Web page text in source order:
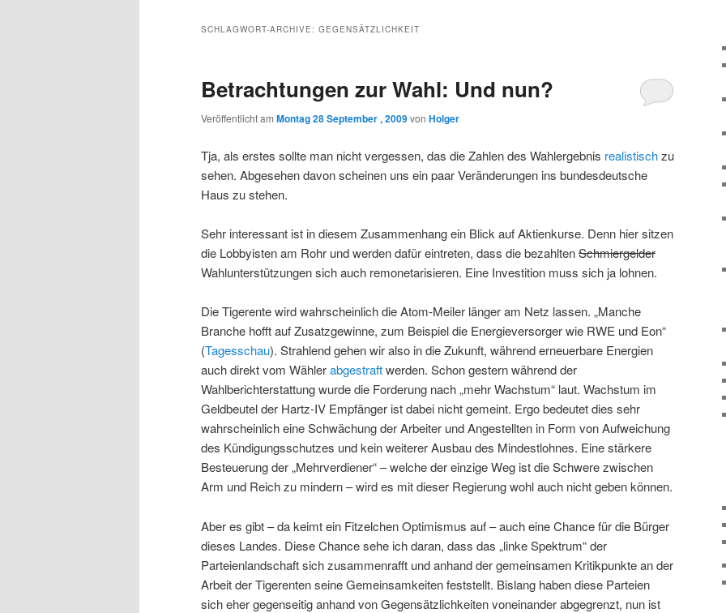
wechseln
SCHLAGWORT-ARCHIVE: GEGENSÄTZLICHKEIT
Betrachtungen zur Wahl: Und nun?
Veröffentlicht am Montag 28 September , 2009von Holger
Tja, als erstes sollte man nicht vergessen, das die Zahlen des Wahlergebnis realistischzu
sehen. Abgesehen davon scheinen uns ein paar Veränderungen ins bundesdeutsche
Haus zu stehen.
Sehr interessant ist in diesem Zusammenhang ein Blick auf Aktienkurse. Denn hier sitzen
die Lobbyisten am Rohr und werden dafür eintreten, dass die bezahltenSchmiergelder
Wahlunterstützungen sich auch remonetarisieren. Eine Investition muss sich ja lohnen.
Die Tigerente wird wahrscheinlich die Atom-Meiler länger am Netz lassen. „Manche
Branche hofft auf Zusatzgewinne, zum Beispiel die Energieversorger wie RWE und Eon“
(Tagesschau). Strahlend gehen wir also in die Zukunft, während erneuerbare Energien
auch direkt vom Wählerabgestraftwerden. Schon gestern während der
Wahlberichterstattung wurde die Forderung nach „mehr Wachstum“ laut. Wachstum im
Geldbeutel der Hartz-IV Empfänger ist dabei nicht gemeint. Ergo bedeutet dies sehr
wahrscheinlich eine Schwächung der Arbeiter und Angestellten in Form von Aufweichung
des Kündigungsschutzes und kein weiterer Ausbau des Mindestlohnes. Eine stärkere
Besteuerung der „Mehrverdiener“ – welche der einzige Weg ist die Schwere zwischen
Arm und Reich zu mindern – wird es mit dieser Regierung wohl auch nicht geben können.
Aber es gibt – da keimt ein Fitzelchen Optimismus auf – auch eine Chance für die Bürger
dieses Landes. Diese Chance sehe ich daran, dass das „linke Spektrum“ der
Parteienlandschaft sich zusammenrafft und anhand der gemeinsamen Kritikpunkte an der
Arbeit der Tigerenten seine Gemeinsamkeiten feststellt. Bislang haben diese Parteien
sich eher gegenseitig anhand von Gegensätzlichkeiten voneinander abgegrenzt, nun ist